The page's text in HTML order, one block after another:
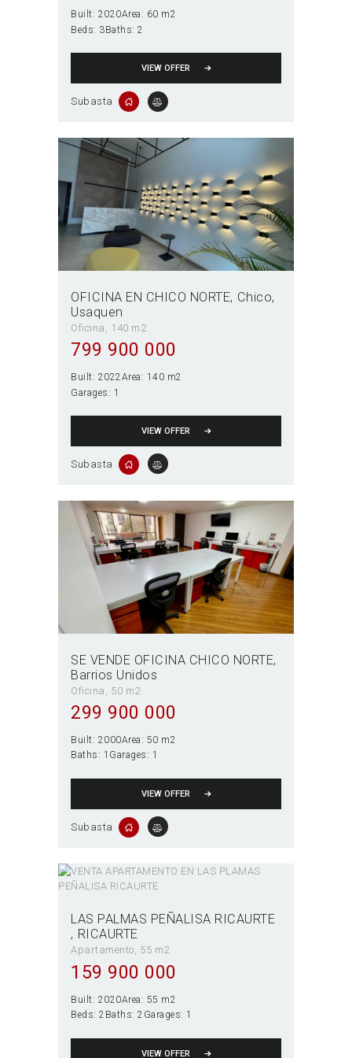
Built: 2020Area: 60 m2
Beds: 3Baths: 2
VIEW OFFER
Subasta
OFICINA EN CHICO NORTE Chico
Usaquen
Oficina 140 m2
799 900 000
Built: 2022 Area: 140 m2
Garages: 1
VIEW OFFER
Subasta
SE VENDE OFICINA CHICO NORTE
Barrios Unidos
Oficina 50 m2
299 900 000
Built: 2000Area: 50 m2
Baths: 1 Garages: 1
VIEW OFFER
Subasta
LAS PALMAS PEÑALISA RICAURTE
RICAURTE
Apartamento 55 m2
159 900 000
Built: 2020Area: 55 m2
Beds: 2 Baths: 2 Garages: 1
VIEW OFFER